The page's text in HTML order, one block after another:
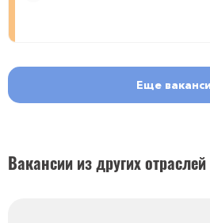
Еще
Вакансии из других отраслей